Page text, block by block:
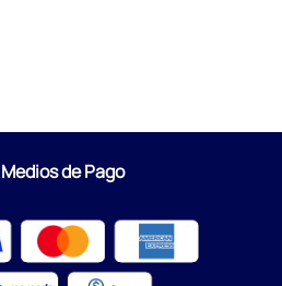
Medios de Pago